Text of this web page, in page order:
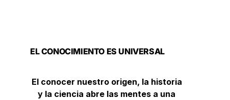
EL CONOCIMIENTO ES UNIVERSAL
El conocer nuestro origen, la historia
y la ciencia abre las mentes a una